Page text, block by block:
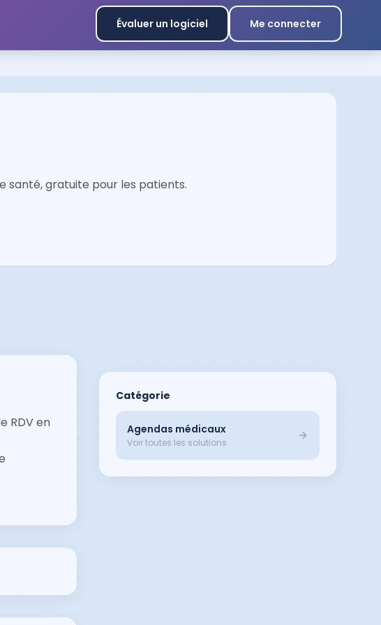
Évaluer un logiciel Me connecter
santé, gratuite pour les patients.
RDV en
Catégorie
Agendas médicaux
Voir toutes les solutions